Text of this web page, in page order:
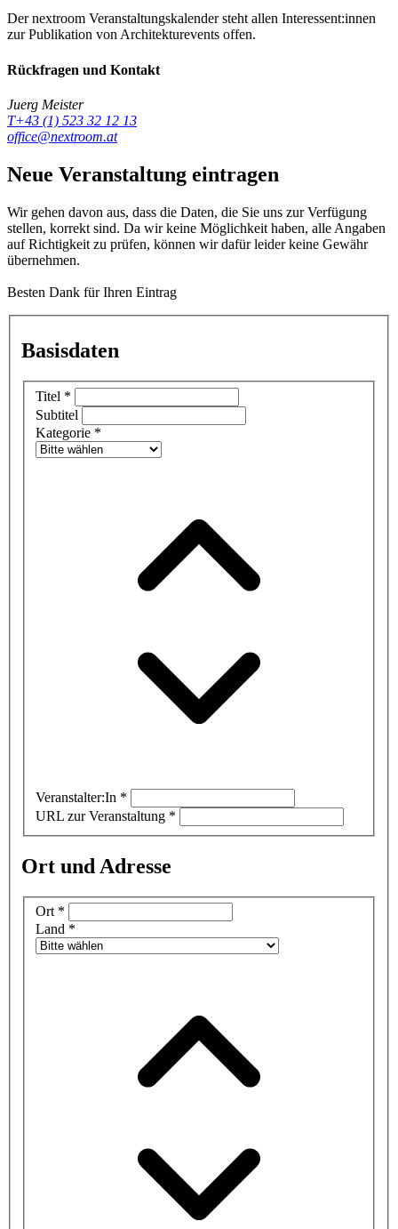
Der nextroom Veranstaltungskalender steht allen Interessent:innen
zur Publikation von Architekturevents offen.
Rückfragen und Kontakt
Juerg Meister
T+43 (1) 523 32 12 13
office@nextroom.at
Neue Veranstaltung eintragen
Wir gehen davon aus, dass die Daten, die Sie uns zur Verfügung
stellen, korrekt sind. Da wir keine Möglichkeit haben, alle Angaben
auf Richtigkeit zu prüfen, können wir dafür leider keine Gewähr
übernehmen.
Besten Dank für Ihren Eintrag
Basisdaten
Titel *
Subtitel
Kategorie *
Veranstalter:In *
URL zur Veranstaltung *
Ort und Adresse
Ort *
Land *